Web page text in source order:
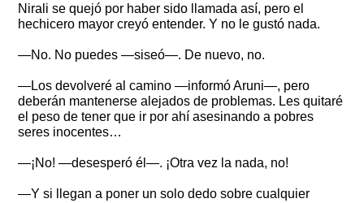
Nirali se quejó por haber sido llamada así, pero el
hechicero mayor creyó entender. Y no le gustó nada.
—No. No puedes —siseó—. De nuevo, no.
—Los devolveré al camino —informó Aruni—, pero
deberán mantenerse alejados de problemas. Les quitaré
el peso de tener que ir por ahí asesinando a pobres
seres inocentes…
—¡No! —desesperó él—. ¡Otra vez la nada, no!
—Y si llegan a poner un solo dedo sobre cualquier